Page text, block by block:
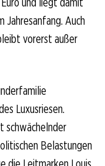
Auch
vorerst außer
Luxusriesen.
schwächelnder
Belastungen